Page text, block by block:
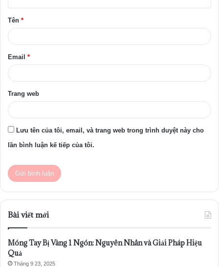
ậ
n
Tên *
Email *
Trang web
Lưu tên của tôi, email, và trang web trong trình duyệt này cho
lần bình luận kế tiếp của tôi.
Bài viết mới
Móng Tay Bị Vàng 1 Ngón: Nguyên Nhân và Giải Pháp Hiệu
Quả
Tháng 9 23, 2025